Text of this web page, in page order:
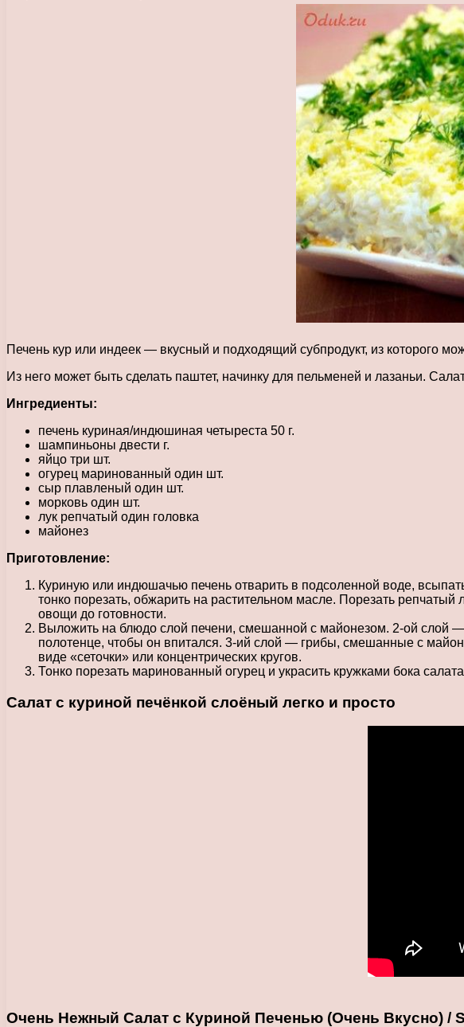
Печень кур или индеек — вкусный и подходящий субпродукт, из которого
Из него может быть сделать паштет, начинку для пельменей и лазаньи.
Ингредиенты:
печень куриная/индюшиная четыреста 50 г.
шампиньоны двести г.
яйцо три шт.
огурец маринованный один шт.
сыр плавленый один шт.
морковь один шт.
лук репчатый один головка
майонез
Приготовление:
Куриную или индюшачью печень отварить в подсоленной воде,
тонко порезать, обжарить на растительном масле. Порезать
овощи до готовности.
Выложить на блюдо слой печени, смешанной с майонезом. 2-ой слой
полотенце, чтобы он впитался. 3-ий слой — грибы, смешанные с
виде «сеточки» или концентрических кругов.
Тонко порезать маринованный огурец и украсить кружками бока
Салат с куриной печёнкой слоёный легко и просто
Очень Нежный Салат с Куриной Печенью (Очень Вкусно) /